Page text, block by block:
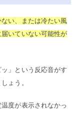
い、または冷たい風
いていない可能性が
」という反応音がす
ょう。
度が表示されなかっ